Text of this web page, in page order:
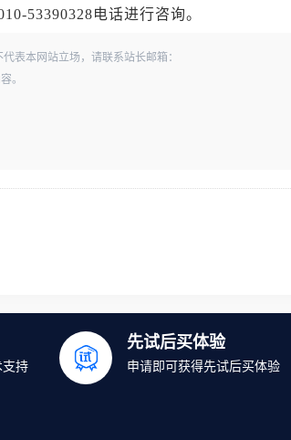
53390328电话进行咨询。
表本网站立场，请联系站长邮箱：
。
支持
先试后买体验
申请即可获得先试后买体验